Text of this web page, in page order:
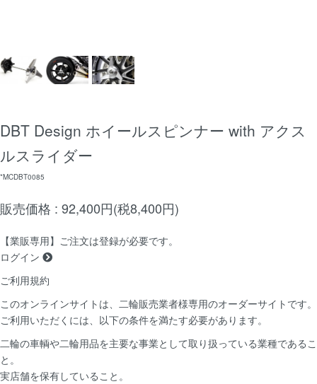
DBT Design ホイールスピンナー with アクス
ルスライダー
*MCDBT0085
販売価格 : 92,400円(税8,400円)
【業販専用】ご注文は登録が必要です。
ログイン
ご利用規約
このオンラインサイトは、二輪販売業者様専用のオーダーサイトです。
ご利用いただくには、以下の条件を満たす必要があります。
二輪の車輌や二輪用品を主要な事業として取り扱っている業種であるこ
と。
実店舗を保有していること。